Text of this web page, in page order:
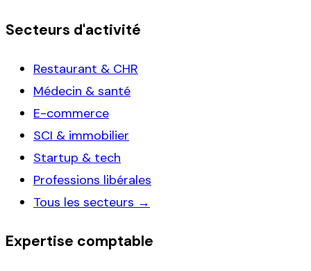
Secteurs d'activité
Restaurant & CHR
Médecin & santé
E-commerce
SCI & immobilier
Startup & tech
Professions libérales
Tous les secteurs →
Expertise comptable